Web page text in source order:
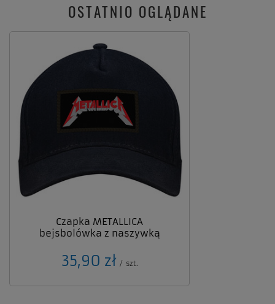
OSTATNIO OGLĄDANE
Czapka METALLICA
bejsbolówka z naszywką
35,90 zł / szt.